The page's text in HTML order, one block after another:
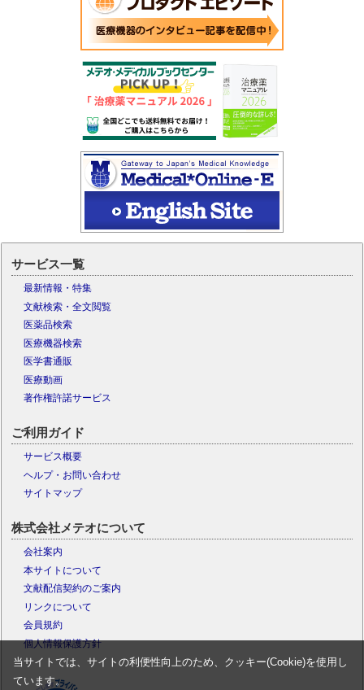
サービス一覧
最新情報・特集
文献検索・全文閲覧
医薬品検索
医療機器検索
医学書通販
医療動画
著作権許諾サービス
ご利用ガイド
サービス概要
ヘルプ・お問い合わせ
サイトマップ
株式会社メテオについて
会社案内
本サイトについて
文献配信契約のご案内
リンクについて
会員規約
個人情報保護方針
当サイトでは、サイトの利便性向上のため、クッキー(Cookie)を使用し
ています。